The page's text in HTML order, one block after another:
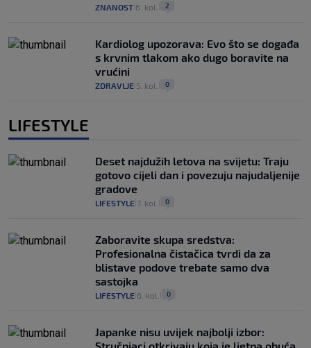
ZNANOST 6. kol. 2
Kardiolog upozorava: Evo što se događa
s krvnim tlakom ako dugo boravite na
vrućini
ZDRAVLJE 5. kol. 0
LIFESTYLE
Deset najdužih letova na svijetu: Traju
gotovo cijeli dan i povezuju najudaljenije
gradove
LIFESTYLE 7. kol. 0
Zaboravite skupa sredstva:
Profesionalna čistačica tvrdi da za
blistave podove trebate samo dva
sastojka
LIFESTYLE 6. kol. 0
Japanke nisu uvijek najbolji izbor:
Stručnjaci otkrivaju koja je ljetna obuća